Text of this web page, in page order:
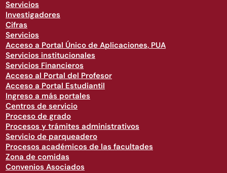
Servicios
Investigadores
Cifras
Servicios
Acceso a Portal Único de Aplicaciones, PUA
Servicios institucionales
Servicios Financieros
Acceso al Portal del Profesor
Acceso a Portal Estudiantil
Ingreso a más portales
Centros de servicio
Proceso de grado
Procesos y trámites administrativos
Servicio de parqueadero
Procesos académicos de las facultades
Zona de comidas
Convenios Asociados